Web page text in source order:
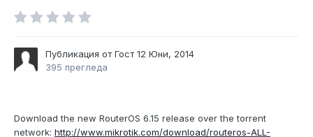
Публикация от Гост12 Юни, 2014
395 прегледа
Download the new RouterOS 6.15 release over the torrent
network: http://www.mikrotik.com/download/routeros-ALL-